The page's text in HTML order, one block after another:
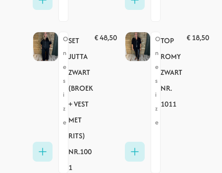
O
n
e
s
i
z
e
SET
JUTTA
ZWART
(BROEK
+ VEST
MET
RITS)
NR.100
1
€48,50
O
n
e
s
i
z
e
TOP
ROMY
ZWART
NR.
1011
€18,50